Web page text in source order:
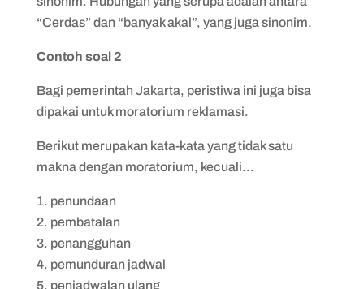
“Cerdas” dan “banyak akal”, yang juga sinonim.
Contoh soal 2
Bagi pemerintah Jakarta, peristiwa ini juga bisa
dipakai untuk moratorium reklamasi.
Berikut merupakan kata-kata yang tidak satu
makna dengan moratorium, kecuali…
penundaan
pembatalan
penangguhan
pemunduran jadwal
penjadwalan ulang